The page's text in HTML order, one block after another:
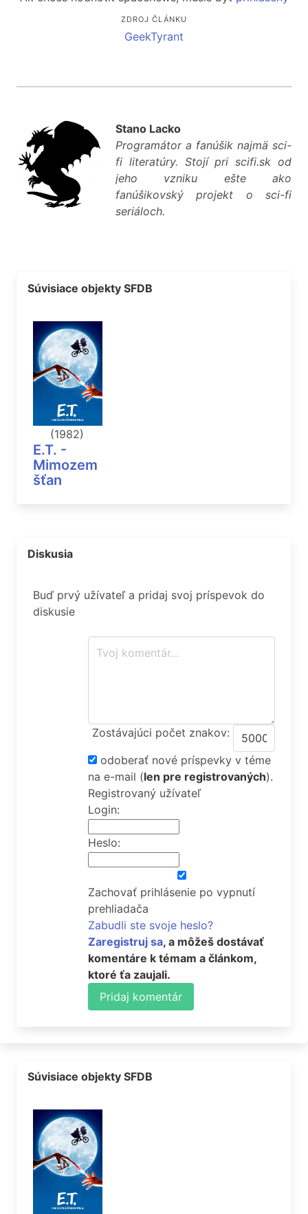
ZDROJ ČLÁNKU
GeekTyrant
Stano Lacko
Programátor a fanúšik najmä sci-
fi literatúry. Stojí pri scifi.sk od
jeho vzniku ešte ako
fanúšikovský projekt o sci-fi
seriáloch.
Súvisiace objekty SFDB
(1982)
E.T. -
Mimozem
šťan
Diskusia
Buď prvý užívateľ a pridaj svoj príspevok do
diskusie
Zostávajúci počet znakov:
odoberať nové príspevky v téme
na e-mail (len pre registrovaných).
Registrovaný užívateľ
Login:
Heslo:
Zachovať prihlásenie po vypnutí
prehliadača
Zabudli ste svoje heslo?
Zaregistruj sa, a môžeš dostávať
komentáre k témam a článkom,
ktoré ťa zaujali.
Pridaj komentár
Súvisiace objekty SFDB